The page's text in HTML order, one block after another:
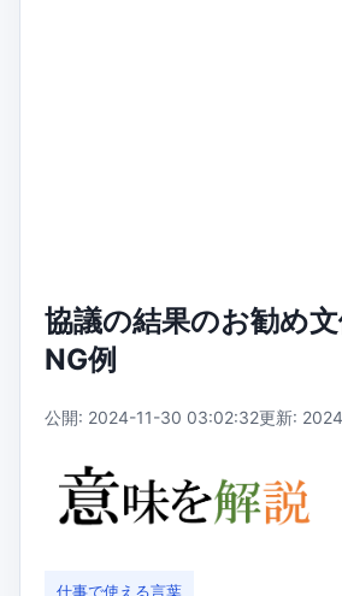
協議の結果のお勧め
NG例
公開: 2024-11-30 03:02:32更新:
仕事で使える言葉